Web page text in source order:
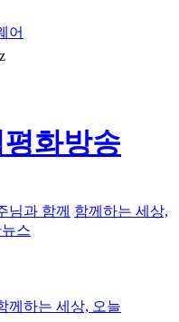
어
님과 함께 함께하는 세상,
스
께하는 세상, 오늘